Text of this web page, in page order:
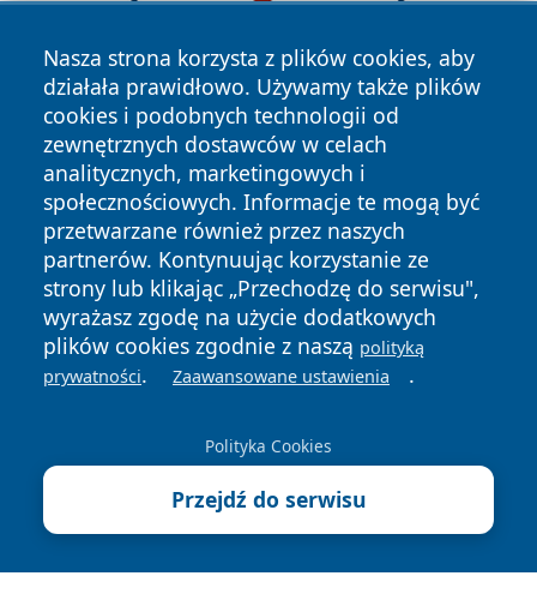
Nasza strona korzysta z plików cookies, aby
działała prawidłowo. Używamy także plików
cookies i podobnych technologii od
zewnętrznych dostawców w celach
analitycznych, marketingowych i
społecznościowych. Informacje te mogą być
przetwarzane również przez naszych
partnerów. Kontynuując korzystanie ze
strony lub klikając „Przechodzę do serwisu",
wyrażasz zgodę na użycie dodatkowych
plików cookies zgodnie z naszą polityką
prywatności. Zaawansowane ustawienia .
Polityka Cookies
Przejdź do serwisu
Copyright © 2026 jastrzebienews.pl Wszystkie prawa
Polityka